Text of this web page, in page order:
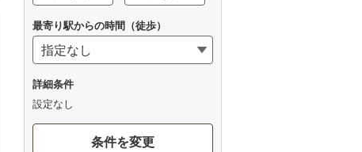
最寄り駅からの時間（徒歩）
詳細条件
設定なし
条件を変更